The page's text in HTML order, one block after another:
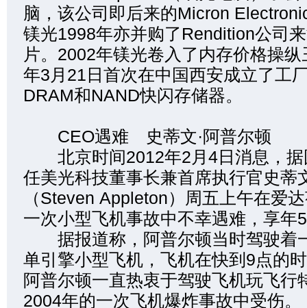
脑，该公司即后来的Micron
镁光1998年亦并购了Rendition公司
片。2002年镁光卷入了内存价格操
年3月21日首次在中国西安成立了工
DRAM和NAND快闪存储器。
CEO遇难 史蒂文·阿普尔顿
北京时间2012年2月4日消息，据
任美光科技董事长兼首席执行官史蒂
（Steven Appleton）周五上午在爱
一次小型飞机事故中不幸遇难，享年
据报道称，阿普尔顿当时驾驶着
单引擎小型飞机，飞机在快到9点的
阿普尔顿一直热衷于驾驶飞机玩飞行
2004年的一次飞机爆炸事故中受伤。